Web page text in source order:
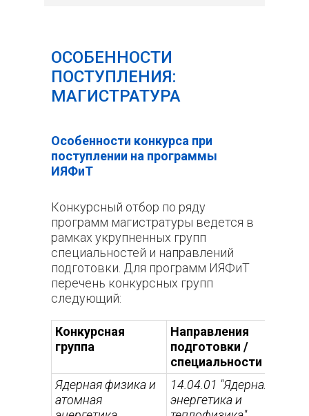
ОСОБЕННОСТИ
ПОСТУПЛЕНИЯ:
МАГИСТРАТУРА
Особенности конкурса при
поступлении на программы
ИЯФиТ
Конкурсный отбор по ряду
программ магистратуры ведется в
рамках укрупненных групп
специальностей и направлений
подготовки. Для программ ИЯФиТ
перечень конкурсных групп
следующий:
Конкурсная
группа
Направления
подготовки /
специальности
Ядерная физика и
атомная
14.04.01 "Ядерная
энергетика и